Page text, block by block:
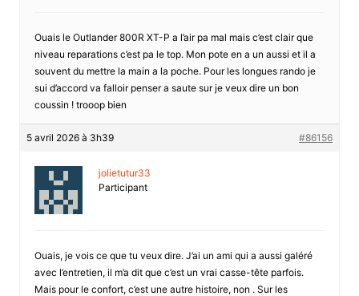
Ouais le Outlander 800R XT-P a l’air pa mal mais c’est clair que
niveau reparations c’est pa le top. Mon pote en a un aussi et il a
souvent du mettre la main a la poche. Pour les longues rando je
sui d’accord va falloir penser a saute sur je veux dire un bon
coussin ! trooop bien
5 avril 2026 à 3h39 #86156
jolietutur33
Participant
Ouais, je vois ce que tu veux dire. J’ai un ami qui a aussi galéré
avec l’entretien, il m’a dit que c’est un vrai casse-tête parfois.
Mais pour le confort, c’est une autre histoire, non . Sur les